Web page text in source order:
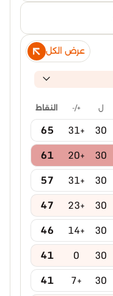
عرض الكل
ل +/- النقاط
30
+31
65
30
+20
61
30
+31
57
30
+23
47
30
+14
46
30
0
41
30
+7
41